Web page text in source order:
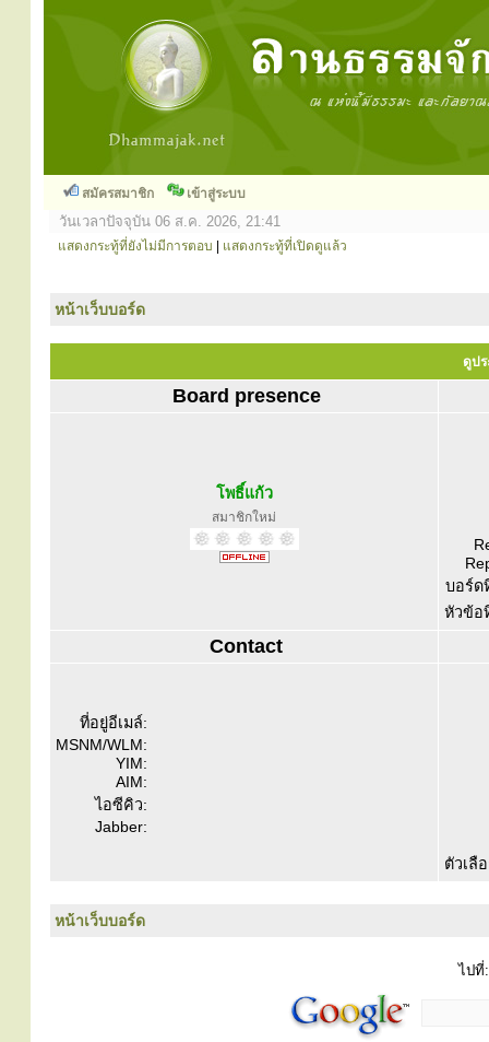
สมัครสมาชิก เข้าสู่ระบบ
วันเวลาปัจจุบัน 06 ส.ค. 2026, 21:41
แสดงกระทู้ที่ยังไม่มีการตอบ แสดงกระทู้ที่เปิดดูแล้ว
หน้าเว็บบอร์ด
ดูปร
Board presence
โพธิ์แก้ว
สมาชิกใหม่
บอร์ด
หัวข้อ
Contact
ที่อยู่อีเมล์:
MSNM/WLM:
YIM:
AIM:
ไอซีคิว:
Jabber:
ตัวเลื
หน้าเว็บบอร์ด
ไปที่: